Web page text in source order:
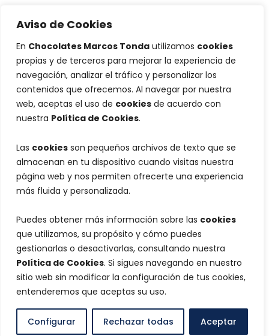
Aviso de Cookies
En Chocolates Marcos Tonda utilizamos cookies
propias y de terceros para mejorar la experiencia de
navegación, analizar el tráfico y personalizar los
contenidos que ofrecemos. Al navegar por nuestra
web, aceptas el uso de cookies de acuerdo con
nuestra Política de Cookies.
Las cookies son pequeños archivos de texto que se
almacenan en tu dispositivo cuando visitas nuestra
página web y nos permiten ofrecerte una experiencia
más fluida y personalizada.
Puedes obtener más información sobre las cookies
que utilizamos, su propósito y cómo puedes
gestionarlas o desactivarlas, consultando nuestra
Política de Cookies. Si sigues navegando en nuestro
sitio web sin modificar la configuración de tus cookies,
entenderemos que aceptas su uso.
Configurar Rechazar todas Aceptar